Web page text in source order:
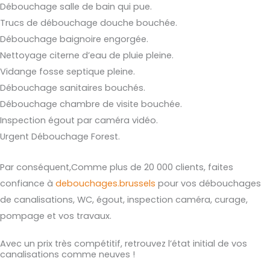
Débouchage salle de bain qui pue.
Trucs de débouchage douche bouchée.
Débouchage baignoire engorgée.
Nettoyage citerne d’eau de pluie pleine.
Vidange fosse septique pleine.
Débouchage sanitaires bouchés.
Débouchage chambre de visite bouchée.
Inspection égout par caméra vidéo.
Urgent Débouchage Forest.
Par conséquent,Comme plus de 20 000 clients, faites
confiance à debouchages.brussels pour vos débouchages
de canalisations, WC, égout, inspection caméra, curage,
pompage et vos travaux.
Avec un prix très compétitif, retrouvez l’état initial de vos
canalisations comme neuves !